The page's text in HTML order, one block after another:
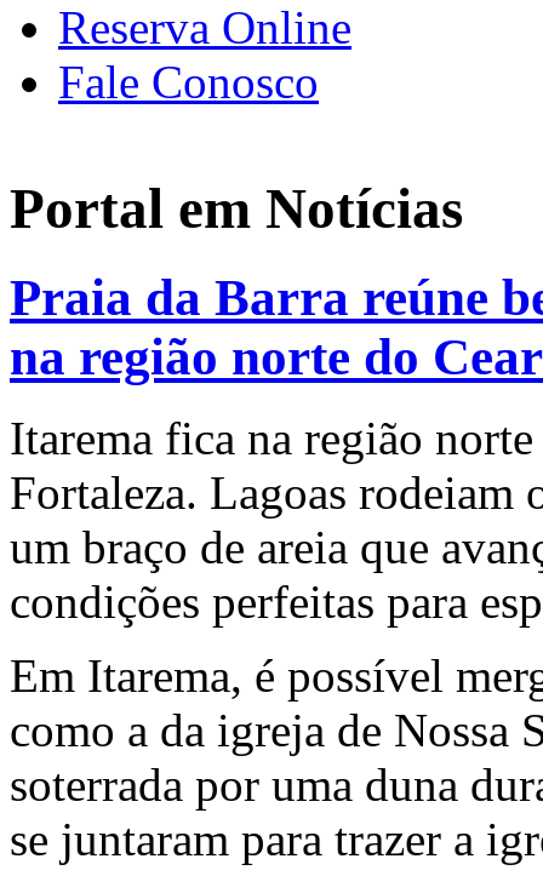
Reserva Online
Fale Conosco
Portal em Notícias
Praia da Barra reúne
na região norte do
Itarema fica na região
Fortaleza. Lagoas rodeiam
um braço de areia que
condições perfeitas para
Em Itarema, é possível
como a da igreja de Nossa
soterrada por uma duna
se juntaram para trazer a